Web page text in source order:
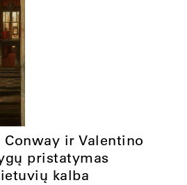
Conway ir Valentino
pristatymas
kalba